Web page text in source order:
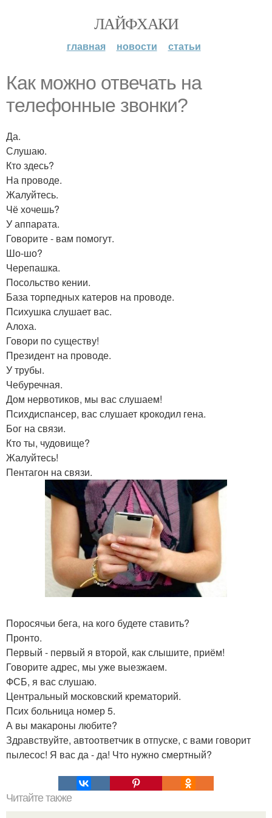
ЛАЙФХАКИ
главная новости статьи
Как можно отвечать на
телефонные звонки?
Да.
Слушаю.
Кто здесь?
На проводе.
Жалуйтесь.
Чё хочешь?
У аппарата.
Говорите - вам помогут.
Шо-шо?
Черепашка.
Посольство кении.
База торпедных катеров на проводе.
Психушка слушает вас.
Алоха.
Говори по существу!
Президент на проводе.
У трубы.
Чебуречная.
Дом нервотиков, мы вас слушаем!
Психдиспансер, вас слушает крокодил гена.
Бог на связи.
Кто ты, чудовище?
Жалуйтесь!
Пентагон на связи.
Поросячьи бега, на кого будете ставить?
Пронто.
Первый - первый я второй, как слышите, приём!
Говорите адрес, мы уже выезжаем.
ФСБ, я вас слушаю.
Центральный московский крематорий.
Псих больница номер 5.
А вы макароны любите?
Здравствуйте, автоответчик в отпуске, с вами говорит
пылесос! Я вас да - да! Что нужно смертный?
Читайте также